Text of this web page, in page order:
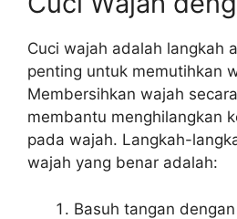
Cuci wajah adalah langkah
penting untuk memutihkan
Membersihkan wajah
membantu menghilangkan
pada wajah. Langkah-
wajah yang benar adalah:
Basuh tangan